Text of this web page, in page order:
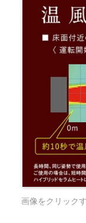
画像をクリック